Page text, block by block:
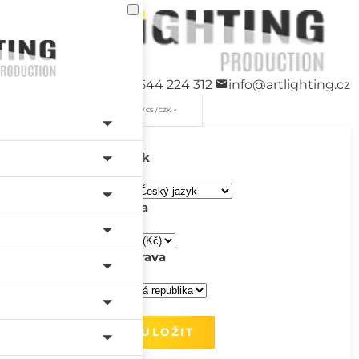
+420 544 224 312 info@artlighting.cz
/ CS / CZK
Jazyk
Měna
Doprava